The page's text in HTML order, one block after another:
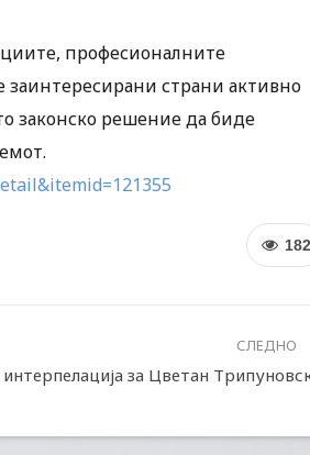
професионалните
заинтересирани страни активно
законско решение да биде
182
СЛЕДНО
за Цветан